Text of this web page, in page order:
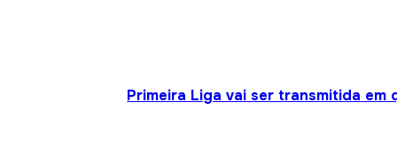
Primeira Liga vai ser transmitida